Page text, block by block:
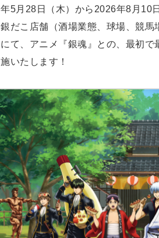
年5月28日（木）から2026年8月10
銀だこ店舗（酒場業態、球場、競馬
にて、アニメ『銀魂』との、最初
施いたします！